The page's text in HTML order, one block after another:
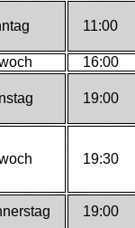
11:00
16:00
19:00
19:30
19:00